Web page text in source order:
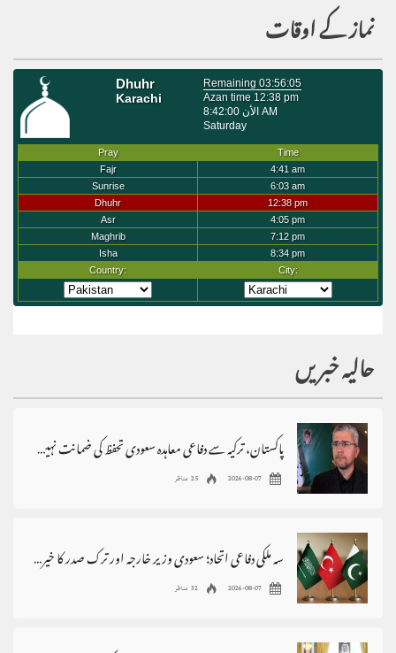
نماز کے اوقات
حالیہ خبریں
پاکستان، ترکیہ سے دفاعی معاہدہ سعودی تحفظ کی ضمانت نہیں،ابراہیم رضائی
2026-08-07 25 مناظر
سہ ملکی دفاعی اتحاد؛ سعودی وزیر خارجہ اور ترک صدر کا خیرمقدم، پاکستان سے اظہارِ تشکر
2026-08-07 32 مناظر